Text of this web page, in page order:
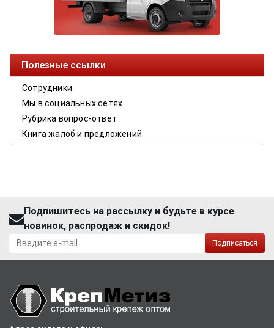
Полезные ссылки
Сотрудники
Мы в социальных сетях
Рубрика вопрос-ответ
Книга жалоб и предложений
Подпишитесь на рассылку и будьте в курсе
новинок, распродаж и скидок!
Подписаться